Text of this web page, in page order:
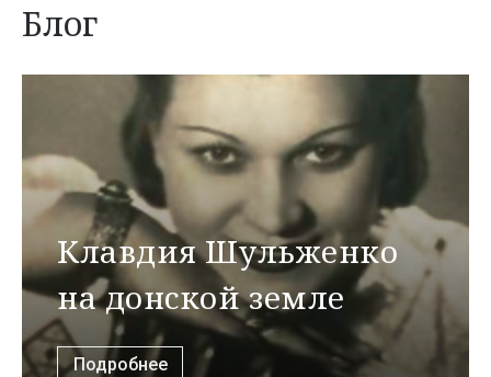
Блог
Клавдия Шульженко
на донской земле
Подробнее